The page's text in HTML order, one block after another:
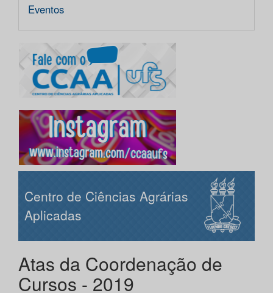
Eventos
Centro de Ciências Agrárias
Aplicadas
Atas da Coordenação de
Cursos - 2019